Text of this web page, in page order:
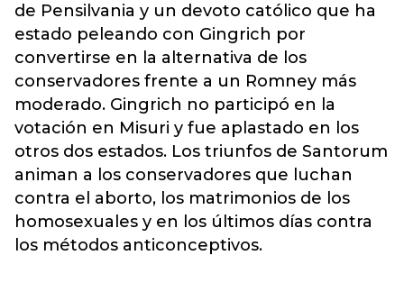
de Pensilvania y un devoto católico que ha
estado peleando con Gingrich por
convertirse en la alternativa de los
conservadores frente a un Romney más
moderado. Gingrich no participó en la
votación en Misuri y fue aplastado en los
otros dos estados. Los triunfos de Santorum
animan a los conservadores que luchan
contra el aborto, los matrimonios de los
homosexuales y en los últimos días contra
los métodos anticonceptivos.